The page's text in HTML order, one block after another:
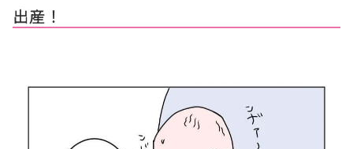
出産！